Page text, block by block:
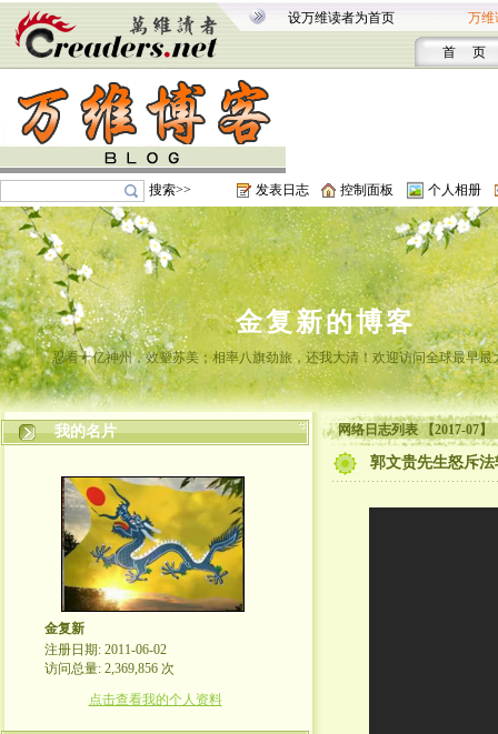
设万维读者为首页 万维
首 页
搜索>> 发表日志 控制面板 个人相册
金复新的博客
忍看十亿神州，效颦苏美；相率八旗劲旅，还我大清！欢迎访问全球最早最
我的名片
金复新
注册日期: 2011-06-02
访问总量: 2,369,856 次
点击查看我的个人资料
网络日志列表 【2017-07】
郭文贵先生怒斥